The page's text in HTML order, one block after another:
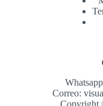
Correo:
Copyright